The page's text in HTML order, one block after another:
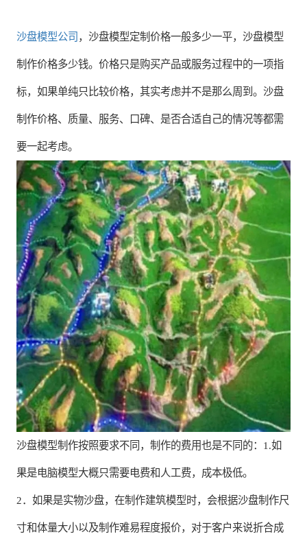
沙盘模型公司 ，沙盘模型定制价格一般多少一平，沙盘模型
制作价格多少钱。价格只是购买产品或服务过程中的一项指
标，如果单纯只比较价格，其实考虑并不是那么周到。沙盘
制作价格、质量、服务、口碑、是否合适自己的情况等都需
要一起考虑。
沙盘模型制作按照要求不同，制作的费用也是不同的：1.如
果是电脑模型大概只需要电费和人工费，成本极低。
2．如果是实物沙盘，在制作建筑模型时，会根据沙盘制作尺
寸和体量大小以及制作难易程度报价，对于客户来说折合成